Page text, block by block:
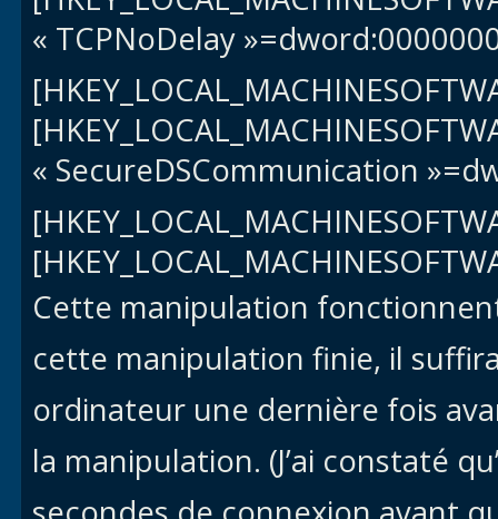
« TCPNoDelay
« SecureDSCommunication
Cette manipulation
cette manipulation finie, il
ordinateur une dernière fois
la manipulation. (J’ai constaté